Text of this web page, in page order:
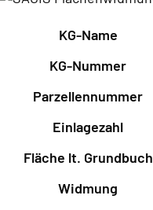
KG-Name
KG-Nummer
Parzellennummer
Einlagezahl
Fläche lt. Grundbuch
Widmung